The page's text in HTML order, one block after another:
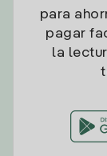
para
pagar
la